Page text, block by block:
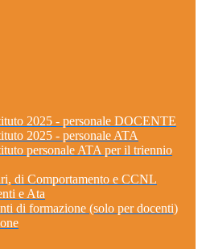
2025 - personale DOCENTE
2025 - personale ATA
personale ATA per il triennio
di Comportamento e CCNL
e Ata
di formazione (solo per docenti)